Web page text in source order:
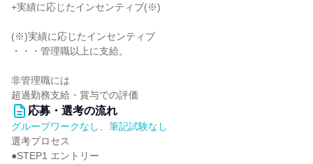
+実績に応じたインセンティブ(※)
(※)実績に応じたインセンティブ
・・・管理職以上に支給。
非管理職には
超過勤務支給・賞与での評価
応募・選考の流れ
グループワークなし、筆記試験なし
選考プロセス
●STEP1 エントリー